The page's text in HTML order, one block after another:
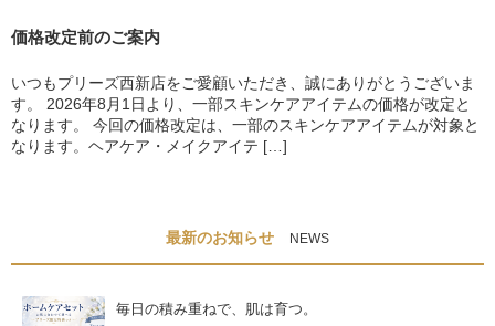
価格改定前のご案内
いつもプリーズ西新店をご愛顧いただき、誠にありがとうございま
す。 2026年8月1日より、一部スキンケアアイテムの価格が改定と
なります。 今回の価格改定は、一部のスキンケアアイテムが対象と
なります。ヘアケア・メイクアイテ […]
最新のお知らせ NEWS
毎日の積み重ねで、肌は育つ。